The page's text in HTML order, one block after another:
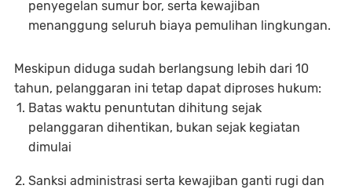
penyegelan sumur bor, serta kewajiban
menanggung seluruh biaya pemulihan lingkungan.
Meskipun diduga sudah berlangsung lebih dari 10
tahun, pelanggaran ini tetap dapat diproses hukum:
Batas waktu penuntutan dihitung sejak
pelanggaran dihentikan, bukan sejak kegiatan
dimulai
​Sanksi administrasi serta kewajiban ganti rugi dan